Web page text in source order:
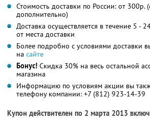
Стоимость доставки по России: от 300р.
дополнительно)
Доставка осуществляется в течение 5 -
от места доставки
Более подробно с условиями доставки
на сайте
Бонус! Скидка 30% на весь остальной
магазина
Информацию по условиям акции вы
телефону компании: +7 (812) 923-14-39
Купон действителен по 2 марта 2013